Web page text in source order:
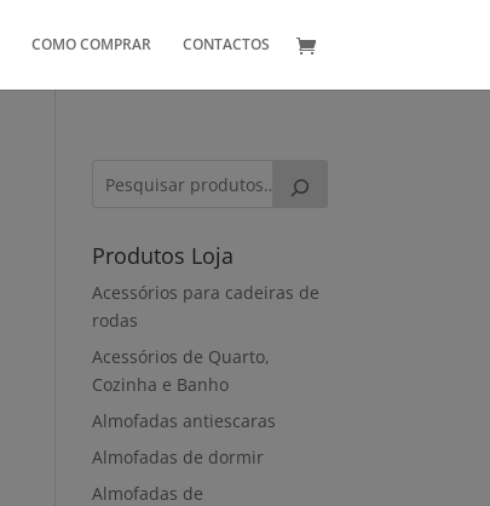
COMO COMPRAR CONTACTOS
Produtos Loja
Acessórios para cadeiras de
rodas
Acessórios de Quarto,
Cozinha e Banho
Almofadas antiescaras
Almofadas de dormir
Almofadas de